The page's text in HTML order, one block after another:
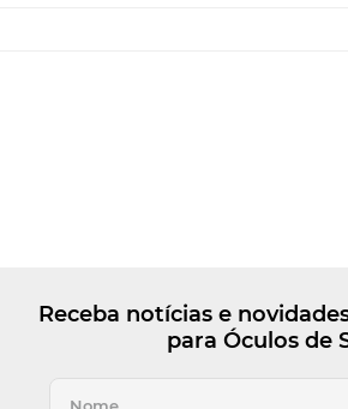
Receba notícias e
para Óculos de